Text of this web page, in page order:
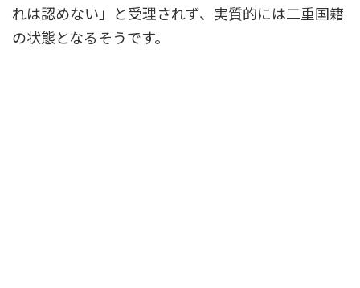
れは認めない」と受理されず、実質的には二重国籍
の状態となるそうです。